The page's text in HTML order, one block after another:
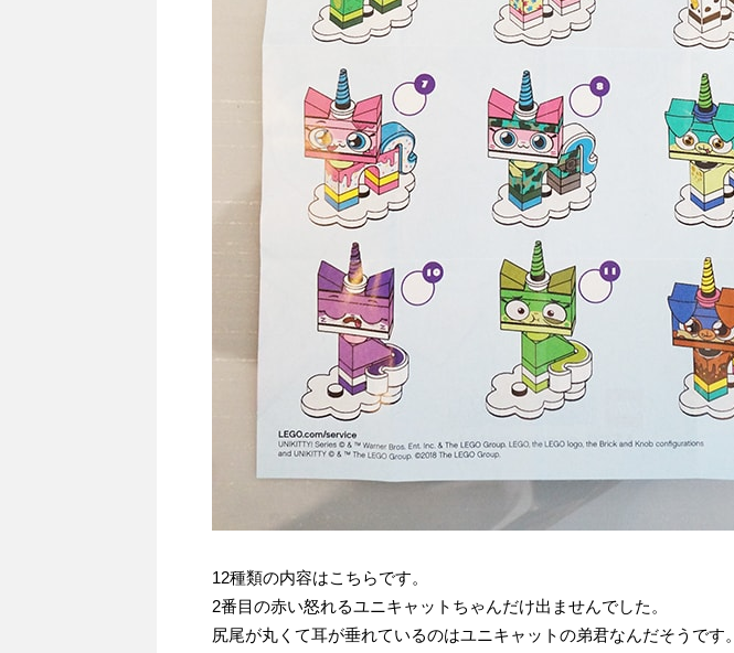
12種類の内容はこちらです。
2番目の赤い怒れるユニキャットちゃんだけ出ませんでした。
尻尾が丸くて耳が垂れているのはユニキャットの弟君なんだそうです。